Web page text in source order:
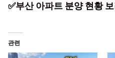
✅부산 아파트 분양 현황
관련